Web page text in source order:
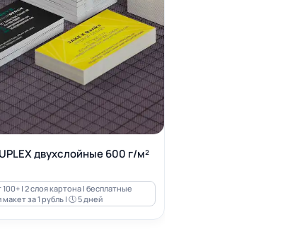
двухслойные 600 г/м²
100+ | 2 слоя картона | бесплатные
за 1 рубль | 🕔 5 дней